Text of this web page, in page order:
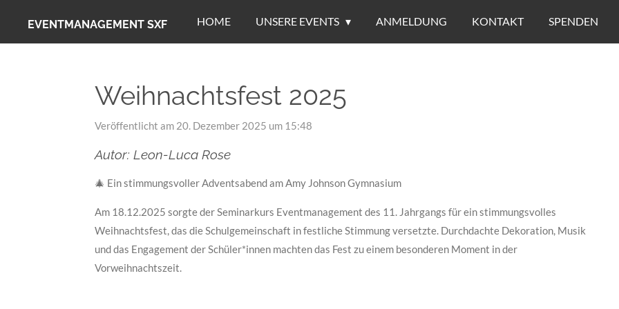
EVENTMANAGEMENT SXF HOME UNSERE EVENTS ANMELDUNG KONTAKT SPENDEN
Weihnachtsfest 2025
Veröffentlicht am 20. Dezember 2025 um 15:48
Autor: Leon-Luca Rose
🎄 Ein stimmungsvoller Adventsabend am Amy Johnson Gymnasium
Am 18.12.2025 sorgte der Seminarkurs Eventmanagement des 11. Jahrgangs für ein stimmungsvolles
Weihnachtsfest, das die Schulgemeinschaft in festliche Stimmung versetzte. Durchdachte Dekoration, Musik
und das Engagement der Schüler*innen machten das Fest zu einem besonderen Moment in der
Vorweihnachtszeit.